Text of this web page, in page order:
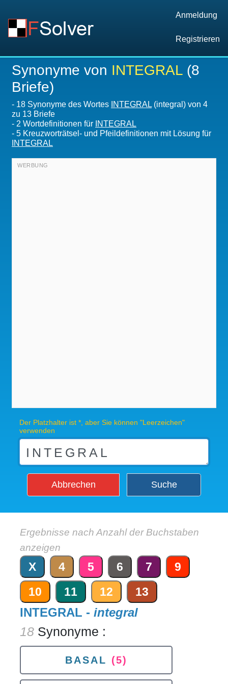
Anmeldung
Registrieren
Synonyme von INTEGRAL (8
Briefe)
- 18 Synonyme des Wortes INTEGRAL (integral) von 4
zu 13 Briefe
- 2 Wortdefinitionen für INTEGRAL
- 5 Kreuzworträtsel- und Pfeildefinitionen mit Lösung für
INTEGRAL
Der Platzhalter ist *, aber Sie können "Leerzeichen"
verwenden
Abbrechen Suche
Ergebnisse nach Anzahl der Buchstaben
anzeigen
X 4 5 6 7
9
10
11 12 13
INTEGRAL - integral
18 Synonyme :
BASAL (5)